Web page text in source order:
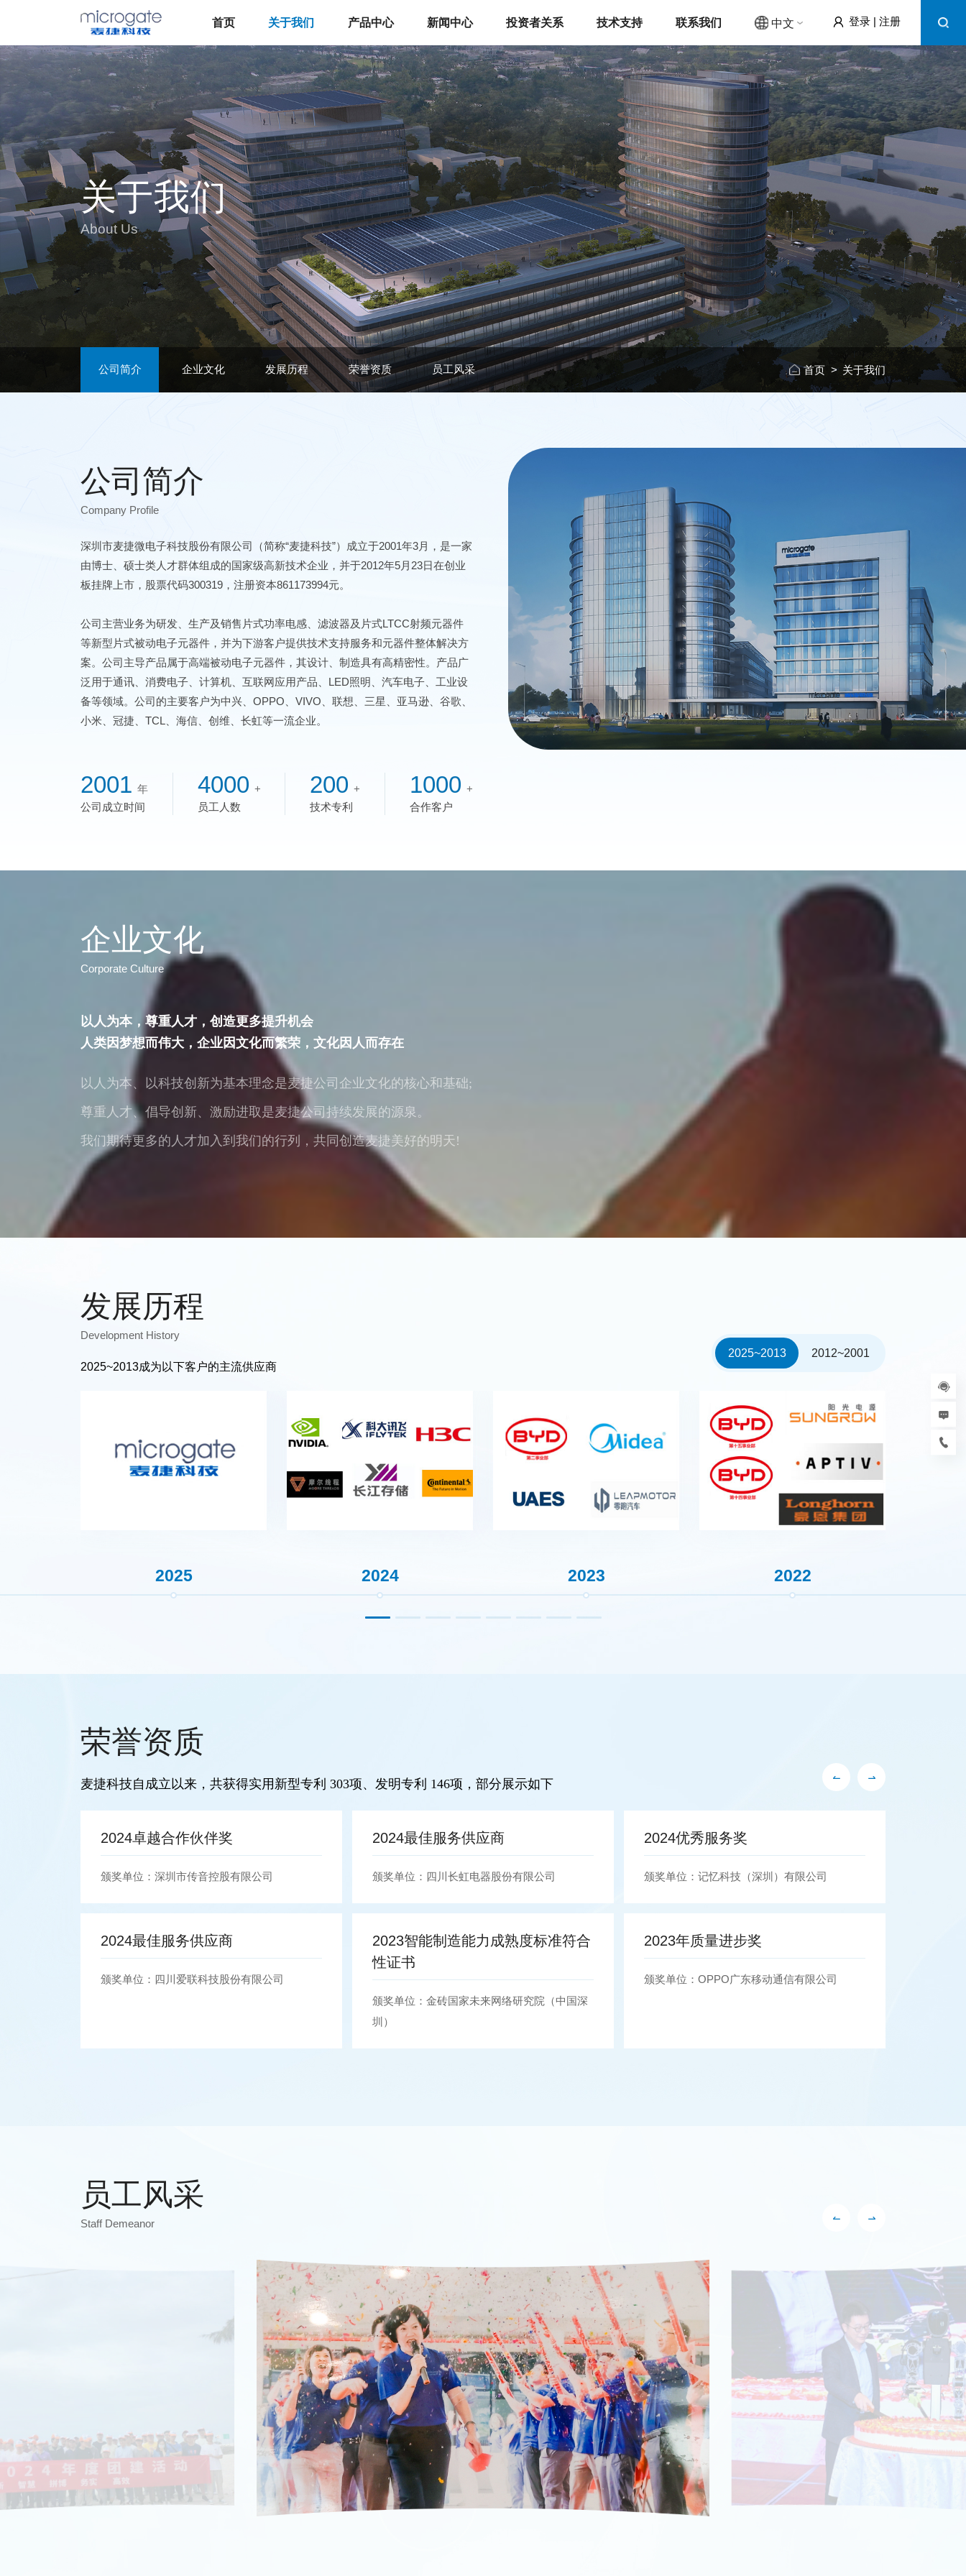
首页 关于我们 产品中心 新闻中心 投资者关系 技术支持 联系我们 中文 登录 注册
关于我们
About Us
公司简介 企业文化 发展历程 荣誉资质 员工风采 首页 > 关于我们
公司简介
Company Profile
深圳市麦捷微电子科技股份有限公司（简称“麦捷科技”）成立于2001年3月，是一家
由博士、硕士类人才群体组成的国家级高新技术企业，并于2012年5月23日在创业
板挂牌上市，股票代码300319，注册资本861173994元。
公司主营业务为研发、生产及销售片式功率电感、滤波器及片式LTCC射频元器件
等新型片式被动电子元器件，并为下游客户提供技术支持服务和元器件整体解决方
案。公司主导产品属于高端被动电子元器件，其设计、制造具有高精密性。产品广
泛用于通讯、消费电子、计算机、互联网应用产品、LED照明、汽车电子、工业设
备等领域。公司的主要客户为中兴、OPPO、VIVO、联想、三星、亚马逊、谷歌、
小米、冠捷、TCL、海信、创维、长虹等一流企业。
2001 年
公司成立时间
4000 +
员工人数
200 +
技术专利
1000 +
合作客户
企业文化
Corporate Culture
以人为本，尊重人才，创造更多提升机会
人类因梦想而伟大，企业因文化而繁荣，文化因人而存在
以人为本、以科技创新为基本理念是麦捷公司企业文化的核心和基础;
尊重人才、倡导创新、激励进取是麦捷公司持续发展的源泉。
我们期待更多的人才加入到我们的行列，共同创造麦捷美好的明天!
发展历程
Development History
2025~2013成为以下客户的主流供应商
2025~2013 2012~2001
2025 2024 2023 2022
荣誉资质
麦捷科技自成立以来，共获得实用新型专利 303项、发明专利 146项，部分展示如下
2023年质量进步奖
颁奖单位：维沃移动通信有限公司
2023年度最佳质量供应商
颁奖单位：四川长虹电器股份有限公司
2022年度战略供应商
颁奖单位：四川长虹新网科技有限责任公司
2021年长视科技股份有限公司-优
秀供应商
2021通力合作伙伴
颁奖单位：通力科技有限公司
2021年深圳市奋达科技股份有限公
司音频事业部技术创新奖
员工风采
Staff Demeanor